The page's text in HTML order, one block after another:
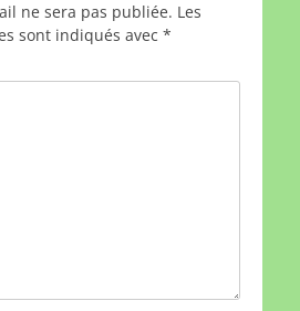
ne sera pas publiée. Les
sont indiqués avec *